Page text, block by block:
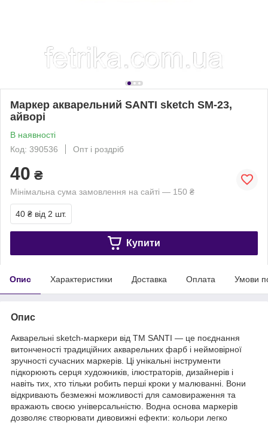
Маркер акварельний SANTI sketch SM-23,
айворі
В наявності
Код: 390536
Опт і роздріб
40 ₴
Мінімальна сума замовлення на сайті — 150 ₴
40 ₴ від 2 шт.
Купити
Опис Характеристики Доставка Оплата Умови
Опис
Акварельні sketch-маркери від ТМ SANTI — це поєднання
витонченості традиційних акварельних фарб і неймовірної
зручності сучасних маркерів. Ці унікальні інструменти
підкорюють серця художників, ілюстраторів, дизайнерів і
навіть тих, хто тільки робить перші кроки у малюванні. Вони
відкривають безмежні можливості для самовираження та
вражають своєю універсальністю. Водна основа маркерів
дозволяє створювати дивовижні ефекти: кольори легко